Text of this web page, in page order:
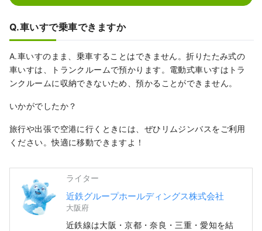
Q.車いすで乗車できますか
A.車いすのまま、乗車することはできません。折りたたみ式の
車いすは、トランクルームで預かります。電動式車いすはトラ
ンクルームに収納できないため、預かることができません。
いかがでしたか？
旅行や出張で空港に行くときには、ぜひリムジンバスをご利用
ください。快適に移動できますよ！
ライター
近鉄グループホールディングス株式会社
大阪府
近鉄線は大阪・京都・奈良・三重・愛知を結